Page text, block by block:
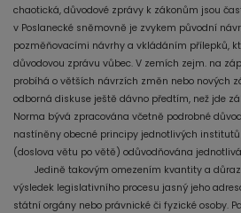
chaotická, důvodové zprávy k zákonům jsou
v Poslanecké sněmovně je zvykem původní
pozměňovacími návrhy a vkládáním přílepků,
důvodovou zprávu vůbec. V zemích zejm. na
probíhá o větších návrzích změn nebo nových
odborná diskuse ještě dávno předtím, než jde
Norma bývá zpracována včetně podrobné
nastíněny obecné principy jednotlivých
(doslova větu po větě) odůvodňována
Jedině takovým omezením kvantity a
výsledek legislativního procesu jasný jeho
státní orgány nebo právnické či fyzické osoby.